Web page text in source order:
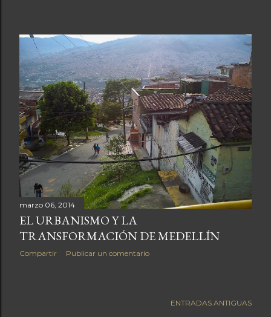
marzo 06, 2014
EL URBANISMO Y LA
TRANSFORMACIÓN DE MEDELLÍN
Compartir Publicar un comentario
ENTRADAS ANTIGUAS